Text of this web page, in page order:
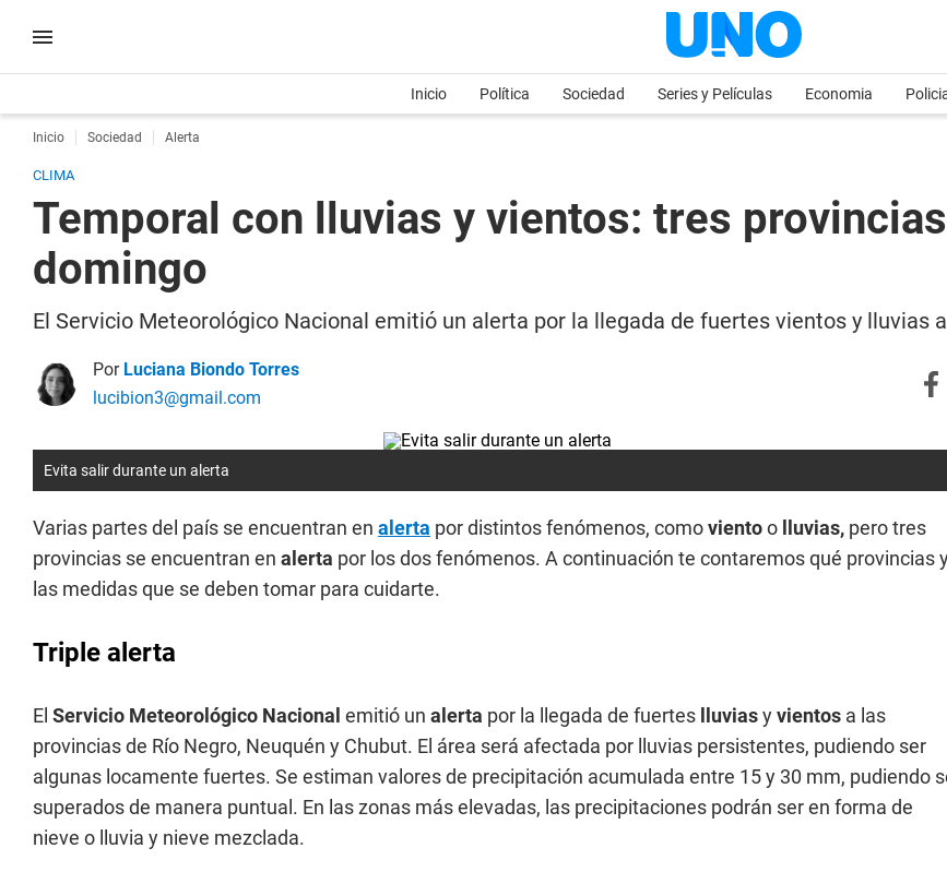
Inicio Política Sociedad Series y Películas Economia
Inicio Sociedad Alerta
CLIMA
Temporal con lluvias y vientos: tres
domingo
El Servicio Meteorológico Nacional emitió un alerta por la llegada de fuertes vientos y lluvias
Por Luciana Biondo Torres
lucibion3@gmail.com
Evita salir durante un alerta
Varias partes del país se encuentran en alerta por distintos fenómenos, comovientoo lluvias, pero tres
provincias se encuentran en alerta por los dos fenómenos. A continuación te contaremos qué provincias
las medidas que se deben tomar para cuidarte.
Triple alerta
El Servicio Meteorológico Nacional emitió un alerta por la llegada de fuertes lluviasyvientos a las
provincias de Río Negro, Neuquén y Chubut. El área será afectada por lluvias persistentes, pudiendo ser
algunas locamente fuertes. Se estiman valores de precipitación acumulada entre 15 y 30 mm, pudiendo
superados de manera puntual. En las zonas más elevadas, las precipitaciones podrán ser en forma de
nieve o lluvia y nieve mezclada.